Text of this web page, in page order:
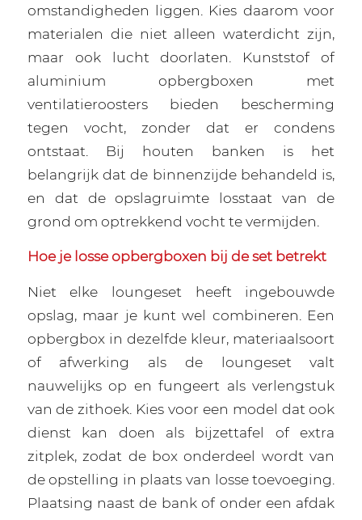
omstandigheden liggen. Kies daarom voor
materialen die niet alleen waterdicht zijn,
maar ook lucht doorlaten. Kunststof of
aluminium opbergboxen met
ventilatieroosters bieden bescherming
tegen vocht, zonder dat er condens
ontstaat. Bij houten banken is het
belangrijk dat de binnenzijde behandeld is,
en dat de opslagruimte losstaat van de
grond om optrekkend vocht te vermijden.
Hoe je losse opbergboxen bij de set betrekt
Niet elke loungeset heeft ingebouwde
opslag, maar je kunt wel combineren. Een
opbergbox in dezelfde kleur, materiaalsoort
of afwerking als de loungeset valt
nauwelijks op en fungeert als verlengstuk
van de zithoek. Kies voor een model dat ook
dienst kan doen als bijzettafel of extra
zitplek, zodat de box onderdeel wordt van
de opstelling in plaats van losse toevoeging.
Plaatsing naast de bank of onder een afdak